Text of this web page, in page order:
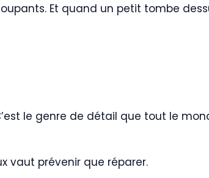
Et quand un petit tombe
le genre de détail que tout le
vaut prévenir que réparer.